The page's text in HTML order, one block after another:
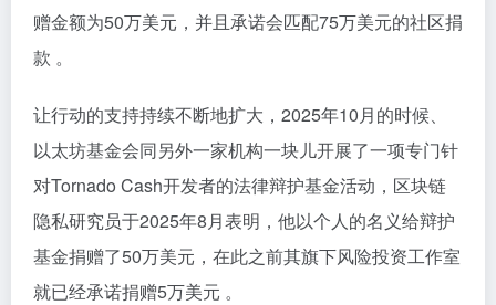
赠金额为50万美元，并且承诺会匹配75万美元的社区捐
款 。
让行动的支持持续不断地扩大，2025年10月的时候、
以太坊基金会同另外一家机构一块儿开展了一项专门针
对Tornado Cash开发者的法律辩护基金活动，区块链
隐私研究员于2025年8月表明，他以个人的名义给辩护
基金捐赠了50万美元，在此之前其旗下风险投资工作室
就已经承诺捐赠5万美元 。